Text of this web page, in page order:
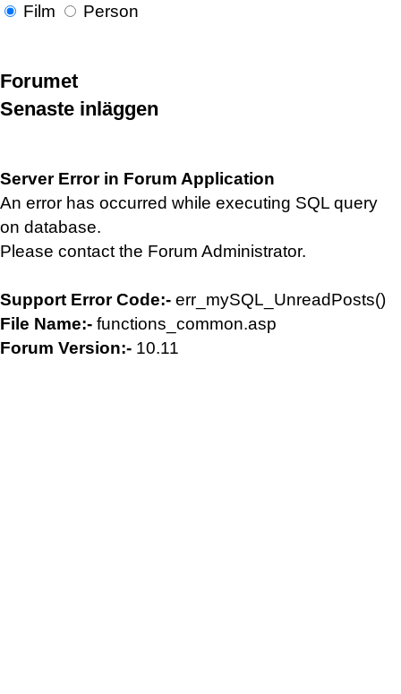
Film Person
Forumet
Senaste inläggen
Server Error in Forum Application
An error has occurred while executing SQL query
on database.
Please contact the Forum Administrator.
Support Error Code:- err_mySQL_UnreadPosts()
File Name:- functions_common.asp
Forum Version:- 10.11